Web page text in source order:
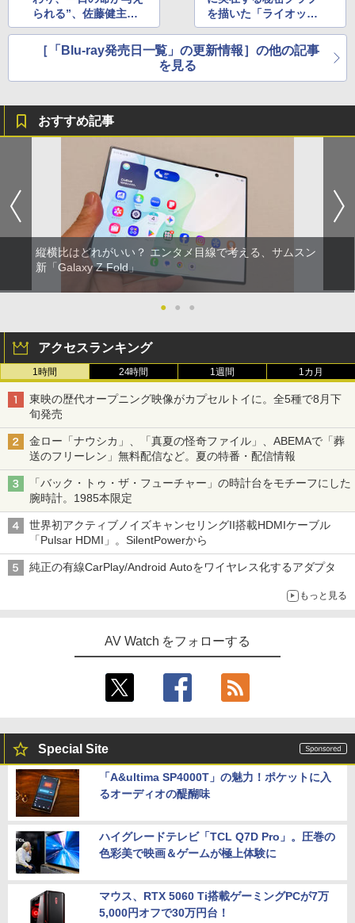
られる”、佐藤健主演
「世界から猫が消えた
なら」
を描いた「ライオッ
ト・クラブ」など
［「Blu-ray発売日一覧」の更新情報］の他の記事
を見る
おすすめ記事
縦横比はどれがいい？ エンタメ目線で考える、サムスン
新「Galaxy Z Fold」
● ● ●
アクセスランキング
1時間 24時間 1週間 1カ月
東映の歴代オープニング映像がカプセルトイに。全5種で8月下
旬発売
金ロー「ナウシカ」、「真夏の怪奇ファイル」、ABEMAで「葬
送のフリーレン」無料配信など。夏の特番・配信情報
「バック・トゥ・ザ・フューチャー」の時計台をモチーフにした
腕時計。1985本限定
世界初アクティブノイズキャンセリングII搭載HDMIケーブル
「Pulsar HDMI」。SilentPowerから
純正の有線CarPlay/Android Autoをワイヤレス化するアダプタ
もっと見る
AV Watch をフォローする
Special Site
「A&ultima SP4000T」の魅力！ポケットに入
るオーディオの醍醐味
ハイグレードテレビ「TCL Q7D Pro」。圧巻の
色彩美で映画＆ゲームが極上体験に
マウス、RTX 5060 Ti搭載ゲーミングPCが7万
5,000円オフで30万円台！